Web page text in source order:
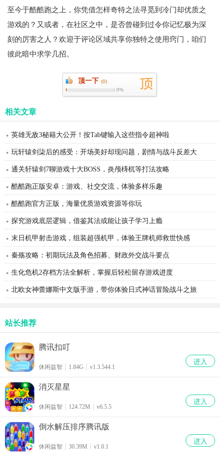
至今于酷酷跑之上，你凭借怎样奇特之法寻觅到冷门却优质之
游戏的？又或者，在社区之中，是否曾碰到过令你记忆极为深
刻的厉害之人？欢迎于评论区域共享你独特之使用窍门，咱们
彼此暗中求学几招。
顶一下 (0)
0%
相关文章
英雄无敌3秘籍大公开！按Tab键输入这些指令超神啦
玩轩辕剑柒后的感受：开场美好却现问题，剧情与战斗反差大
通关轩辕剑7聊游戏十大BOSS，炎颅梼杌等打法攻略
酷酷跑正版安卓：游戏、社交交流，体验多样乐趣
酷酷跑官方正版，海量优质游戏资源等你玩
探究游戏底层逻辑，借鉴其法或能让孩子学习上瘾
末日机甲射击游戏，组装超强机甲，体验王牌机师救世快感
秦殇攻略：初期玩法及角色招募、财政外交战斗要点
生化危机2存档方法全解析，掌握后轻松留存游戏进度
北欧女神蕾娜斯中文版手游，带你体验日式神话冒险战斗之旅
站长推荐
腾讯扣叮
休闲益智 1.84G v1.3.544.1
进入
消灭星星
休闲益智 124.72M v6.5.5
进入
倒水解压排序腾讯版
休闲益智 30.39M v1.0.1
进入